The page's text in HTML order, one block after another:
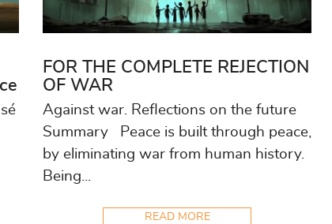
FOR THE COMPLETE REJECTION
OF WAR
Against war. Reflections on the future
Summary Peace is built through peace,
by eliminating war from human history.
Being...
READ MORE